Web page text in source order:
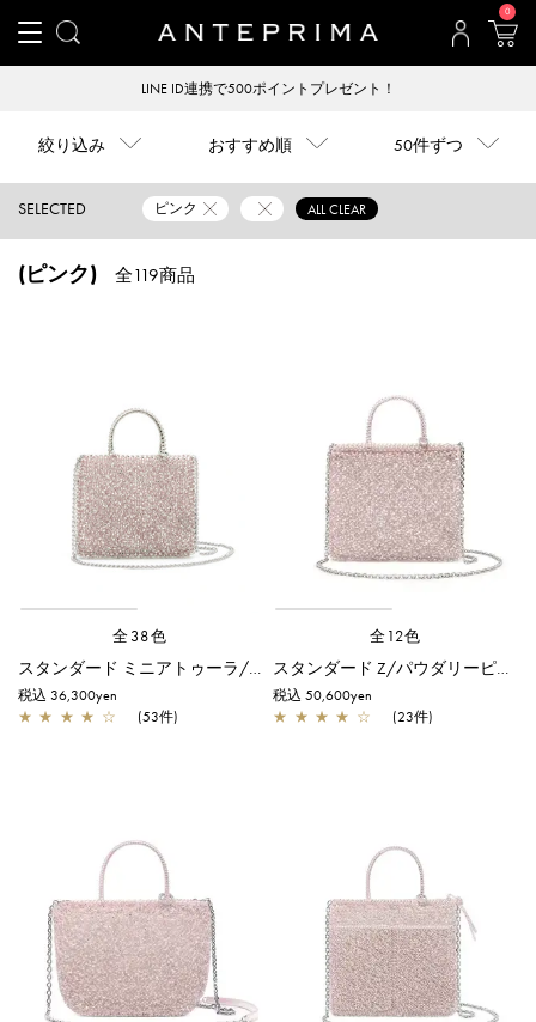
0
LINE ID連携で500ポイントプレゼント！
絞り込み おすすめ順 50件ずつ
SELECTED ピンク ALL CLEAR
(ピンク) 全119商品
全38色
スタンダード ミニアトゥーラ/パウダリーピンクシルバー
税込 36,300yen
★ ★ ★ ★ ☆ (53件)
全12色
スタンダード Z/パウダリーピンクシルバー
税込 50,600yen
★ ★ ★ ★ ☆ (23件)